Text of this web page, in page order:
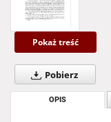
Pokaż treść
Pobierz
OPIS